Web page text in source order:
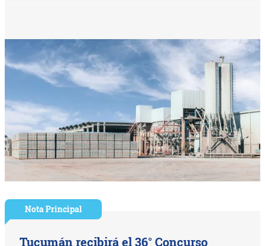
Nota Principal
Tucumán recibirá el 36° Concurso